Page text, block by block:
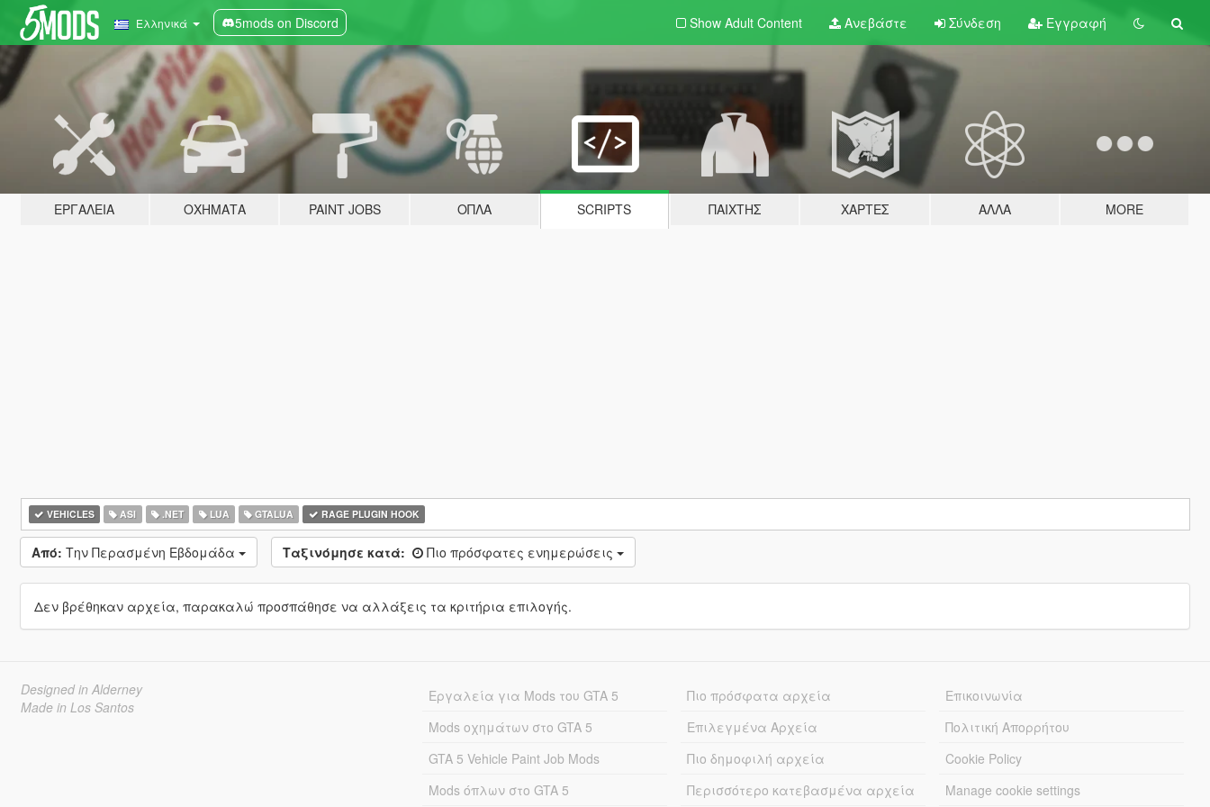
Ελληνικά 5mods on Discord Show Adult Content Ανεβάστε Σύνδεση Εγγραφή
ΕΡΓΑΛΕΊΑ ΟΧΉΜΑΤΑ PAINT JOBS ΌΠΛΑ SCRIPTS ΠΑΊΧΤΗΣ ΧΆΡΤΕΣ ΆΛΛΑ MORE
VEHICLES ASI .NET LUA GTALUA RAGE PLUGIN HOOK
Από: Την Περασμένη Εβδομάδα Ταξινόμησε κατά: Πιο πρόσφατες ενημερώσεις
Δεν βρέθηκαν αρχεία, παρακαλώ προσπάθησε να αλλάξεις τα κριτήρια επιλογής.
Designed in Alderney
Made in Los Santos
Εργαλεία για Mods του GTA 5
Mods οχημάτων στο GTA 5
GTA 5 Vehicle Paint Job Mods
Mods όπλων στο GTA 5
Πιο πρόσφατα αρχεία
Επιλεγμένα Αρχεία
Πιο δημοφιλή αρχεία
Περισσότερο κατεβασμένα αρχεία
Επικοινωνία
Πολιτική Απορρήτου
Cookie Policy
Manage cookie settings